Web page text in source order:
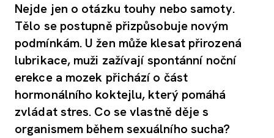
Nejde jen o otázku touhy nebo samoty.
Tělo se postupně přizpůsobuje novým
podmínkám. U žen může klesat přirozená
lubrikace, muži zažívají spontánní noční
erekce a mozek přichází o část
hormonálního koktejlu, který pomáhá
zvládat stres. Co se vlastně děje s
organismem během sexuálního sucha?